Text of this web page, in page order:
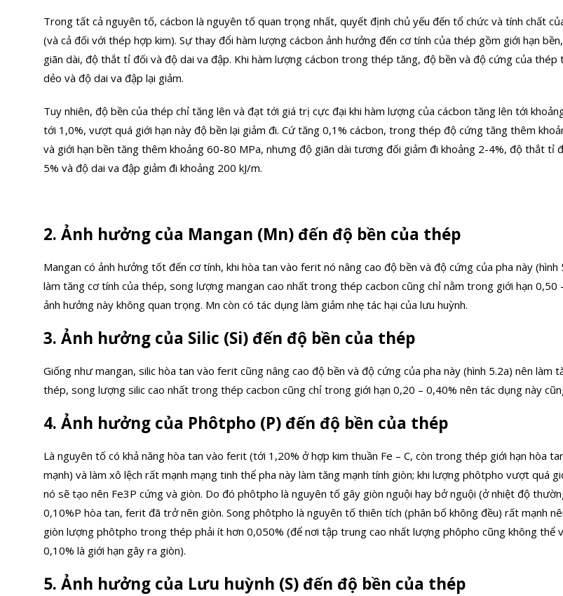
Trong tất cả nguyên tố, cácbon là nguyên tố quan trọng nhất, quyết định chủ yếu đến tổ chức và tính chất
(và cả đối với thép hợp kim). Sự thay đổi hàm lượng cácbon ảnh hưởng đến cơ tính của thép gồm giới hạn
giãn dài, độ thắt tỉ đối và độ dai va đập. Khi hàm lượng cácbon trong thép tăng, độ bền và độ cứng của thép
dẻo và độ dai va đập lại giảm.
Tuy nhiên, độ bền của thép chỉ tăng lên và đạt tới giá trị cực đại khi hàm lượng của cácbon tăng lên tới
tới 1,0%, vượt quá giới hạn này độ bền lại giảm đi. Cứ tăng 0,1% cácbon, trong thép độ cứng tăng thêm
và giới hạn bền tăng thêm khoảng 60-80 MPa, nhưng độ giãn dài tương đối giảm đi khoảng 2-4%, độ thắt tỉ
5% và độ dai va đập giảm đi khoảng 200 kJ/m.
2. Ảnh hưởng của Mangan (Mn) đến độ bền của thép
Mangan có ảnh hưởng tốt đến cơ tính, khi hòa tan vào ferit nó nâng cao độ bền và độ cứng của pha này (hình
làm tăng cơ tính của thép, song lượng mangan cao nhất trong thép cacbon cũng chỉ nằm trong giới hạn 0,50
ảnh hưởng này không quan trọng. Mn còn có tác dụng làm giảm nhẹ tác hại của lưu huỳnh.
3. Ảnh hưởng của Silic (Si) đến độ bền của thép
Giống như mangan, silic hòa tan vào ferit cũng nâng cao độ bền và độ cứng của pha này (hình 5.2a) nên làm
thép, song lượng silic cao nhất trong thép cacbon cũng chỉ trong giới hạn 0,20 – 0,40% nên tác dụng này
4. Ảnh hưởng của Phôtpho (P) đến độ bền của thép
Là nguyên tố có khả năng hòa tan vào ferit (tới 1,20% ở hợp kim thuần Fe – C, còn trong thép giới hạn hòa
mạnh) và làm xô lệch rất mạnh mạng tinh thể pha này làm tăng mạnh tính giòn; khi lượng phôtpho vượt quá
nó sẽ tạo nên Fe3P cứng và giòn. Do đó phôtpho là nguyên tố gây giòn nguội hay bở nguội (ở nhiệt độ
0,10%P hòa tan, ferit đã trở nên giòn. Song phôtpho là nguyên tố thiên tích (phân bố không đều) rất mạnh
giòn lượng phôtpho trong thép phải ít hơn 0,050% (để nơi tập trung cao nhất lượng phôpho cũng không thể
0,10% là giới hạn gây ra giòn).
5. Ảnh hưởng của Lưu huỳnh (S) đến độ bền của thép